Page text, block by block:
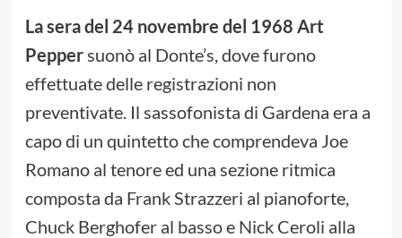
La sera del 24 novembre del 1968 Art
Peppersuonò al Donte’s, dove furono
effettuate delle registrazioni non
preventivate. Il sassofonista di Gardena era a
capo di un quintetto che comprendeva Joe
Romano al tenore ed una sezione ritmica
composta da Frank Strazzeri al pianoforte,
Chuck Berghofer al basso e Nick Ceroli alla